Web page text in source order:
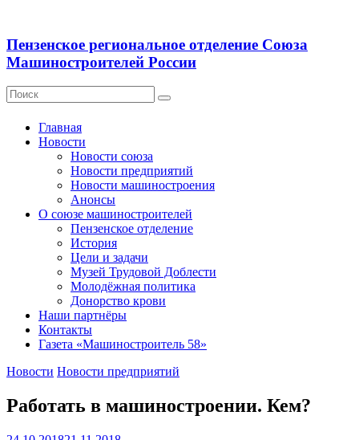
Пензенское региональное отделение Союза
Машиностроителей России
Главная
Новости
Новости союза
Новости предприятий
Новости машиностроения
Анонсы
О союзе машиностроителей
Пензенское отделение
История
Цели и задачи
Музей Трудовой Доблести
Молодёжная политика
Донорство крови
Наши партнёры
Контакты
Газета «Машиностроитель 58»
Новости Новости предприятий
Работать в машиностроении. Кем?